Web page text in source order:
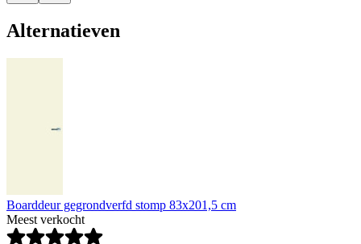
Alternatieven
Boarddeur gegrondverfd stomp 83x201,5 cm
Meest verkocht